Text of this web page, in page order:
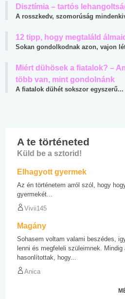
Disztímia – tartós
A rosszkedv, szomorúság
12 tipp, hogy megtaláld
Sokan gondolkodnak azon, vajon
Miért dühösek a fiatalok? –
több van, mint gondolnánk
A fiatalok dühét sokszor egyszerű...
A te történeted
Küld be a sztorid!
Elhagyott gyermek
Az én történetem arról szól, hogy
gyermekét...
Vivii145
Magány
Sohasem voltam valami beszédes,
lenni és megfeleli szüleimnek. Mindig
hasonlítottak, hogy...
Anica